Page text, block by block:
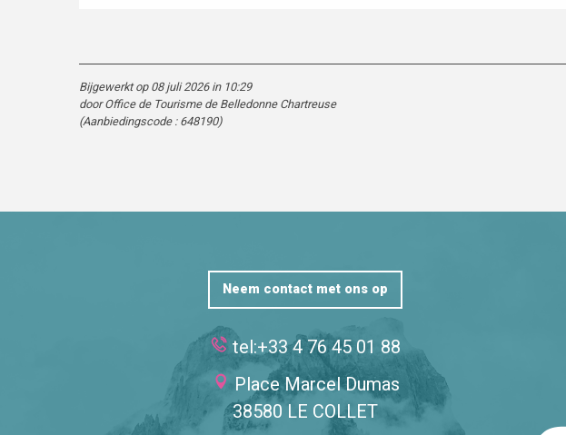
Bijgewerkt op 08 juli 2026 in 10:29
door Office de Tourisme de Belledonne Chartreuse
(Aanbiedingscode : 648190)
Neem contact met ons op
tel:+33 4 76 45 01 88
Place Marcel Dumas
38580 LE COLLET